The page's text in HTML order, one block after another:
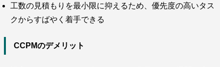
工数の見積もりを最小限に抑えるため、優先度の高いタス
クからすばやく着手できる
CCPMのデメリット